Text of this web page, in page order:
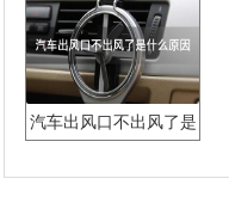
汽车出风口不出风了是